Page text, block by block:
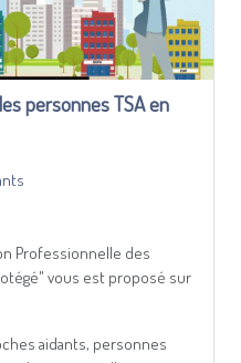
personnes TSA en
Professionnelle des
vous est proposé sur
aidants, personnes